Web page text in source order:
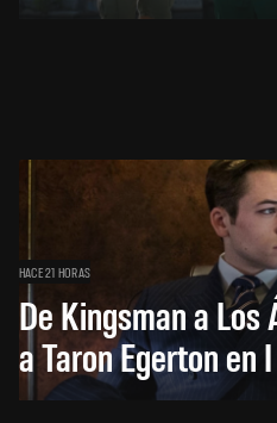
HACE 21 HORAS
De Kingsman a
a Taron Egerton en